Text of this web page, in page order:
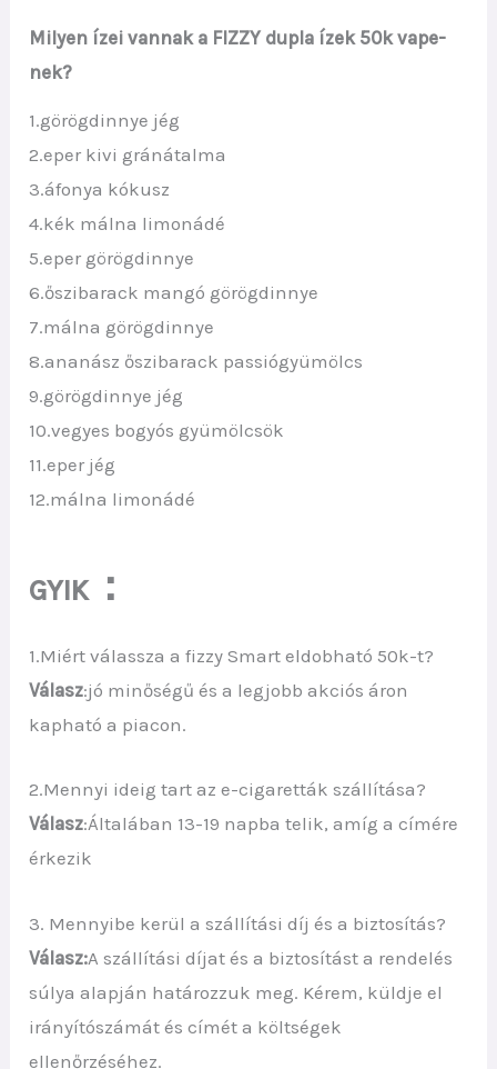
Milyen ízei vannak a FIZZY dupla ízek 50k vape-
nek?
1.görögdinnye jég
2.eper kivi gránátalma
3.áfonya kókusz
4.kék málna limonádé
5.eper görögdinnye
6.őszibarack mangó görögdinnye
7.málna görögdinnye
8.ananász őszibarack passiógyümölcs
9.görögdinnye jég
10.vegyes bogyós gyümölcsök
11.eper jég
12.málna limonádé
GYIK：
1.Miért válassza a fizzy Smart eldobható 50k-t?
Válasz:jó minőségű és a legjobb akciós áron
kapható a piacon.
2.Mennyi ideig tart az e-cigaretták szállítása?
Válasz:Általában 13-19 napba telik, amíg a címére
érkezik
3. Mennyibe kerül a szállítási díj és a biztosítás?
Válasz:A szállítási díjat és a biztosítást a rendelés
súlya alapján határozzuk meg. Kérem, küldje el
irányítószámát és címét a költségek
ellenőrzéséhez.